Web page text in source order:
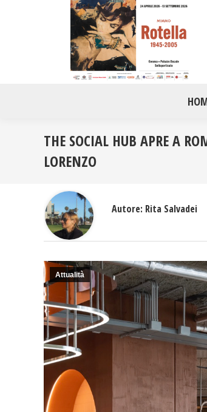
THE SOCIAL HUB APRE A
LORENZO
Attualità
Autore: Rita Salvadei